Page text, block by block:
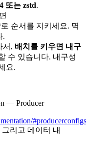
또는 zstd.
순서를 지키세요. 멱
.
서, 배치를 키우면 내구
수 있습니다. 내구성
요.
— Producer
#producerconfigs
리고 데이터 내